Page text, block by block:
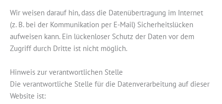
Wir weisen darauf hin, dass die Datenübertragung im Internet
(z. B. bei der Kommunikation per E-Mail) Sicherheitslücken
aufweisen kann. Ein lückenloser Schutz der Daten vor dem
Zugriff durch Dritte ist nicht möglich.
Hinweis zur verantwortlichen Stelle
Die verantwortliche Stelle für die Datenverarbeitung auf dieser
Website ist: